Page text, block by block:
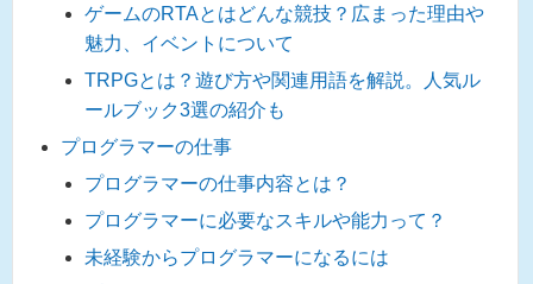
ゲームのRTAとはどんな競技？広まった理由や
魅力、イベントについて
TRPGとは？遊び方や関連用語を解説。人気ル
ールブック3選の紹介も
プログラマーの仕事
プログラマーの仕事内容とは？
プログラマーに必要なスキルや能力って？
未経験からプログラマーになるには